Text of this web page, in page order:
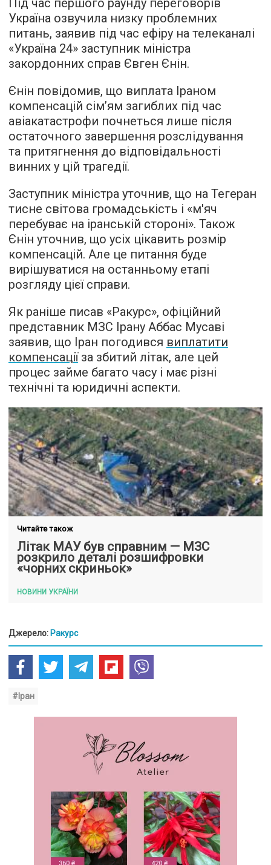
Україна озвучила низку проблемних
питань, заявив під час ефіру на телеканалі
«Україна 24» заступник міністра
закордонних справ Євген Єнін.
Єнін повідомив, що виплата Іраном
компенсацій сім’ям загиблих під час
авіакатастрофи почнеться лише після
остаточного завершення розслідування
та притягнення до відповідальності
винних у цій трагедії.
Заступник міністра уточнив, що на Тегеран
тисне світова громадськість і «м'яч
перебуває на іранській стороні». Також
Єнін уточнив, що усіх цікавить розмір
компенсацій. Але це питання буде
вирішуватися на останньому етапі
розгляду цієї справи.
Як раніше писав «Ракурс», офіційний
представник МЗС Ірану Аббас Мусаві
заявив, що Іран погодився виплатити
компенсаціїза збитий літак, але цей
процес займе багато часу і має різні
технічні та юридичні аспекти.
Читайте також
Літак МАУ був справним — МЗС
розкрило деталі розшифровки
«чорних скриньок»
НОВИНИ УКРАЇНИ
Джерело: Ракурс
#Іран